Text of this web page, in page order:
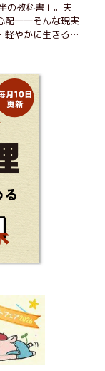
の教科書」。夫
配――そんな現実
軽やかに生きるヒ